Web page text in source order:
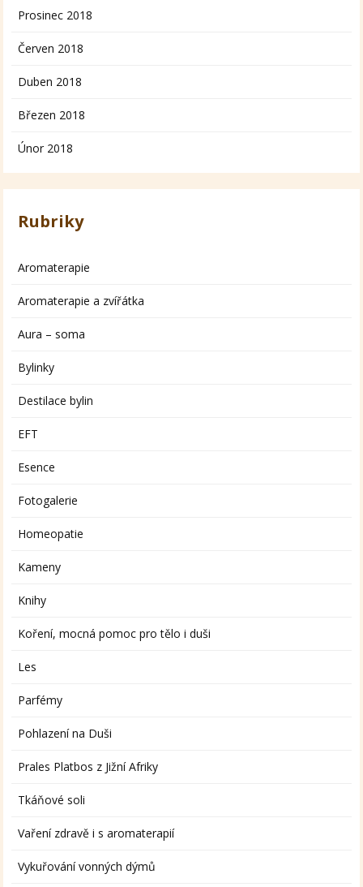
Prosinec 2018
Červen 2018
Duben 2018
Březen 2018
Únor 2018
Rubriky
Aromaterapie
Aromaterapie a zvířátka
Aura – soma
Bylinky
Destilace bylin
EFT
Esence
Fotogalerie
Homeopatie
Kameny
Knihy
Koření, mocná pomoc pro tělo i duši
Les
Parfémy
Pohlazení na Duši
Prales Platbos z Jižní Afriky
Tkáňové soli
Vaření zdravě i s aromaterapií
Vykuřování vonných dýmů